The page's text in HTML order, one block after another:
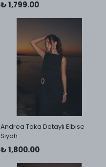
₺ 1,799.00
Andrea Toka Detaylı Elbise
Siyah
₺ 1,800.00